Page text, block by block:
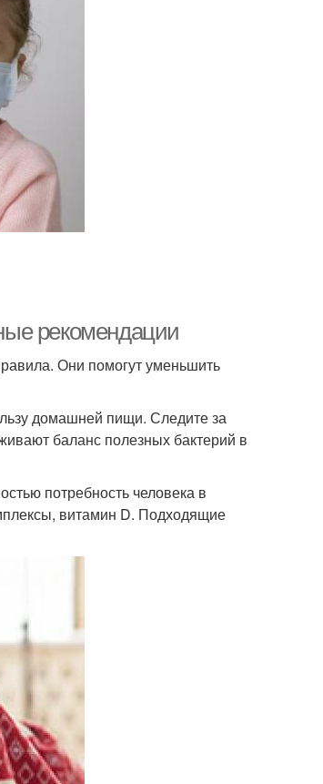
рекомендации
Они помогут уменьшить
домашней пищи. Следите за
баланс полезных бактерий в
потребность человека в
витамин D. Подходящие